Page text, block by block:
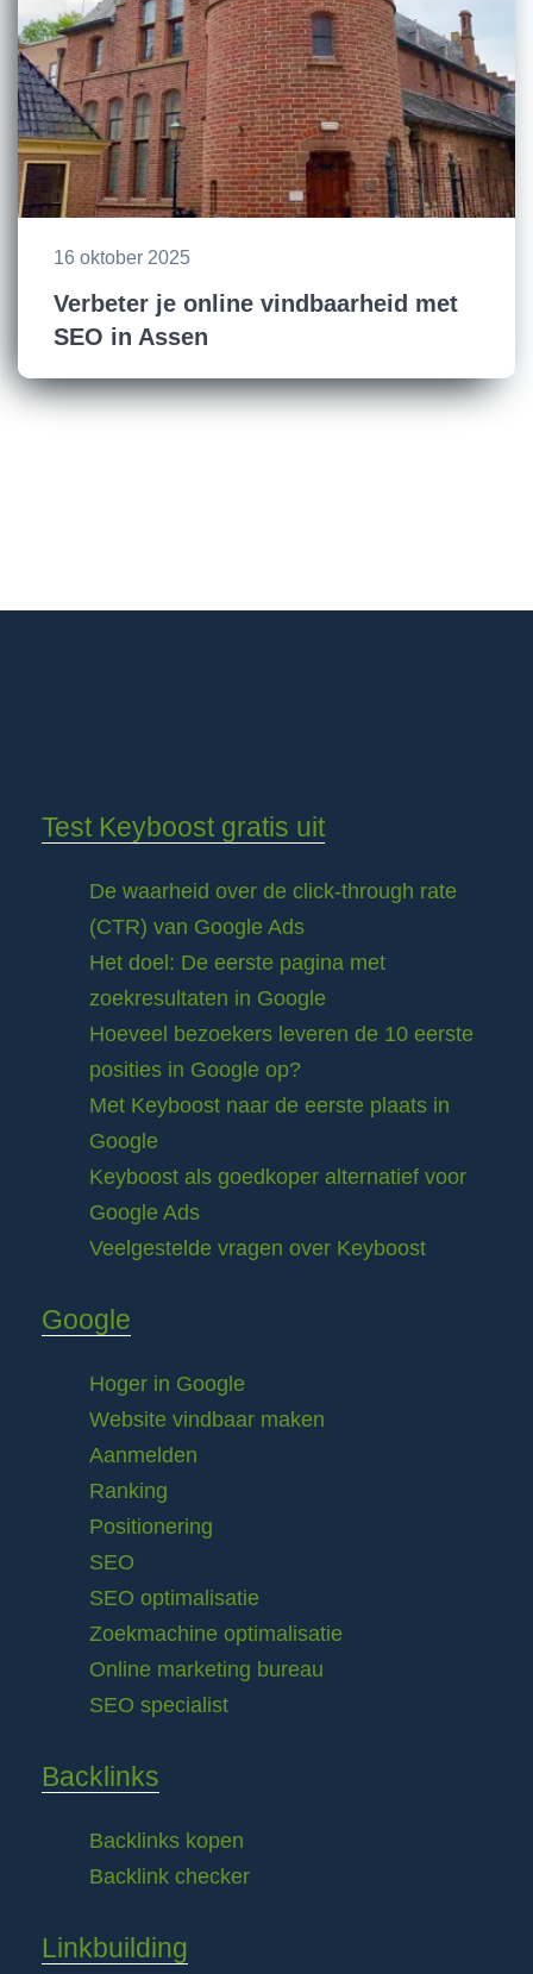
16 oktober 2025
Verbeter je online vindbaarheid met
SEO in Assen
Test Keyboost gratis uit
De waarheid over de click-through rate
(CTR) van Google Ads
Het doel: De eerste pagina met
zoekresultaten in Google
Hoeveel bezoekers leveren de 10 eerste
posities in Google op?
Met Keyboost naar de eerste plaats in
Google
Keyboost als goedkoper alternatief voor
Google Ads
Veelgestelde vragen over Keyboost
Google
Hoger in Google
Website vindbaar maken
Aanmelden
Ranking
Positionering
SEO
SEO optimalisatie
Zoekmachine optimalisatie
Online marketing bureau
SEO specialist
Backlinks
Backlinks kopen
Backlink checker
Linkbuilding